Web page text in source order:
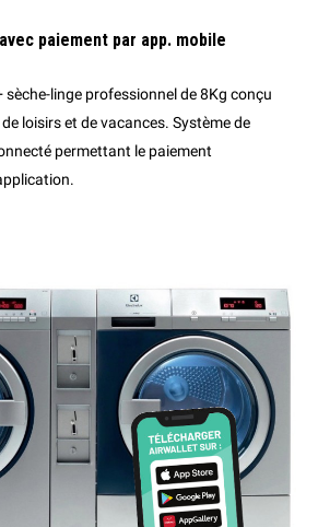
paiement par app. mobile
sèche-linge professionnel de 8Kg conçu
loisirs et de vacances. Système de
permettant le paiement